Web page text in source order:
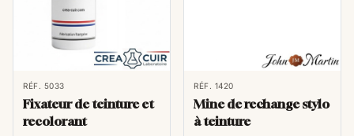
RÉF. 5033
Fixateur de teinture et
recolorant
RÉF. 1420
Mine de rechange stylo
à teinture